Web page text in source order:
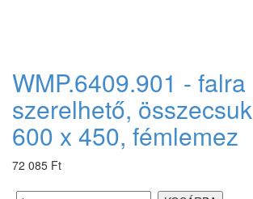
WMP.6409.901 - falra
szerelhető,
600 x 450, fémlemez
72 085 Ft